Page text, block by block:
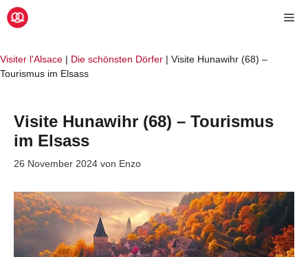
Zum
Inhalt
Visiter l'Alsace | Die schönsten Dörfer | Visite Hunawihr (68) –
Tourismus im Elsass
Visite Hunawihr (68) – Tourismus
im Elsass
26 November 2024 von Enzo